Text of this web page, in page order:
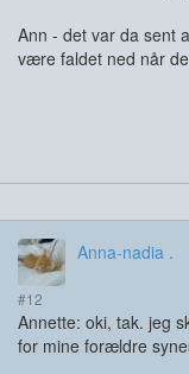
Ann - det var da sent
være faldet ned når
Anna-nadia .
#12
Annette: oki, tak. jeg
for mine forældre